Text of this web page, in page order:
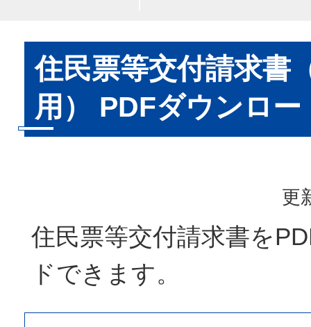
住民票等交付請求書
用） PDFダウンロー
更
住民票等交付請求書を
ドできます。